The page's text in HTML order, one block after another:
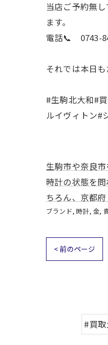
当店ご予約無
ます。
電話📞 0743-
それでは本日
#生駒北大和#
ルイヴィトン#
生駒市や奈良
時計の状態を
ちろん、京都
ブランド 時計 金
< 前のページ
#買